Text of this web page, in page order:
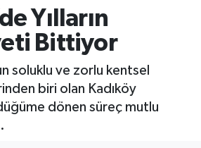
Yılların
Bittiyor
soluklu ve zorlu kentsel
biri olan Kadıköy
dönen süreç mutlu
Durumu ve Fikstür